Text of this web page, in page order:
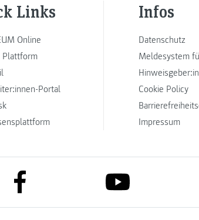
Links
Online
Portal
Infos
Datenschutz
Meldesystem
Cookie Policy
Impressum
link to facebook link to youtube